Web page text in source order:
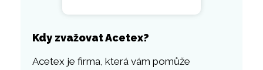
Kdy zvažovat Acetex?
Acetex je firma, která vám pomůže